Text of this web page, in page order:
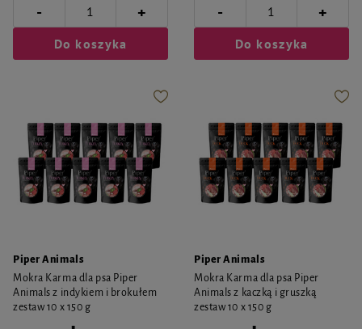
- +
Do koszyka
- +
Do koszyka
Piper Animals
Mokra Karma dla psa Piper
Animals z indykiem i brokułem
zestaw 10 x 150 g
Piper Animals
Mokra Karma dla psa Piper
Animals z kaczką i gruszką
zestaw 10 x 150 g